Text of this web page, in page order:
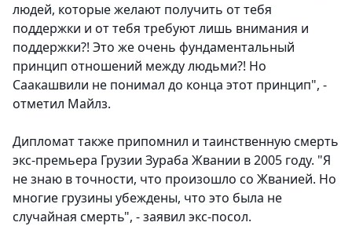
людей, которые желают получить от тебя
поддержки и от тебя требуют лишь внимания и
поддержки?! Это же очень фундаментальный
принцип отношений между людьми?! Но
Саакашвили не понимал до конца этот принцип", -
отметил Майлз.
Дипломат также припомнил и таинственную смерть
экс-премьера Грузии Зураба Жвании в 2005 году. "Я
не знаю в точности, что произошло со Жванией. Но
многие грузины убеждены, что это была не
случайная смерть", - заявил экс-посол.